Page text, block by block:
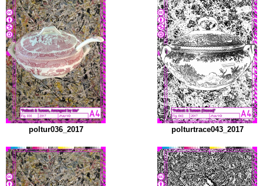
poltur036_2017 polturtrace043_2017